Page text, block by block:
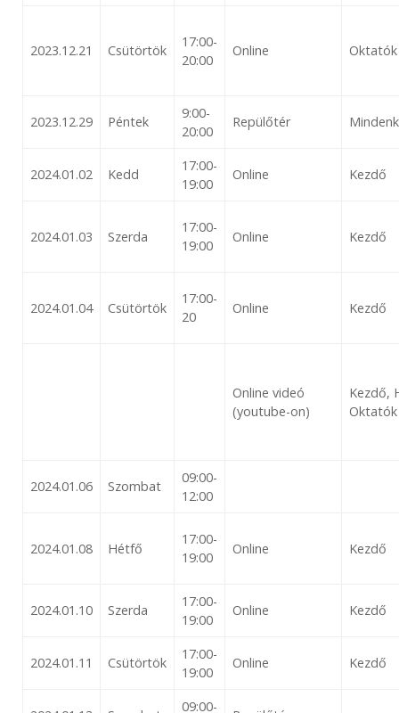
2023.12.21 Csütörtök
17:00-
20:00
Online Oktatók
2023.12.29 Péntek
9:00-
20:00
Repülőtér
2024.01.02 Kedd
17:00-
19:00
Online Kezdő
2024.01.03 Szerda
17:00-
19:00
Online Kezdő
2024.01.04 Csütörtök
17:00-
20
Online Kezdő
Online videó
(youtube-on)
Kezdő,
Oktatók
2024.01.06 Szombat
09:00-
12:00
2024.01.08 Hétfő
17:00-
19:00
Online Kezdő
2024.01.10 Szerda
17:00-
19:00
Online Kezdő
2024.01.11 Csütörtök
17:00-
19:00
Online Kezdő
09:00-